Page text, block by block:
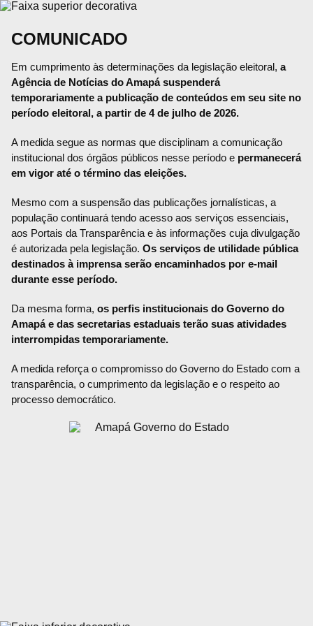
COMUNICADO
Em cumprimento às determinações da legislação eleitoral, a
Agência de Notícias do Amapá suspenderá
temporariamente a publicação de conteúdos em seu site no
período eleitoral, a partir de 4 de julho de 2026.
A medida segue as normas que disciplinam a comunicação
institucional dos órgãos públicos nesse período e permanecerá
em vigor até o término das eleições.
Mesmo com a suspensão das publicações jornalísticas, a
população continuará tendo acesso aos serviços essenciais,
aos Portais da Transparência e às informações cuja divulgação
é autorizada pela legislação. Os serviços de utilidade pública
destinados à imprensa serão encaminhados por e-mail
durante esse período.
Da mesma forma, os perfis institucionais do Governo do
Amapá e das secretarias estaduais terão suas atividades
interrompidas temporariamente.
A medida reforça o compromisso do Governo do Estado com a
transparência, o cumprimento da legislação e o respeito ao
processo democrático.